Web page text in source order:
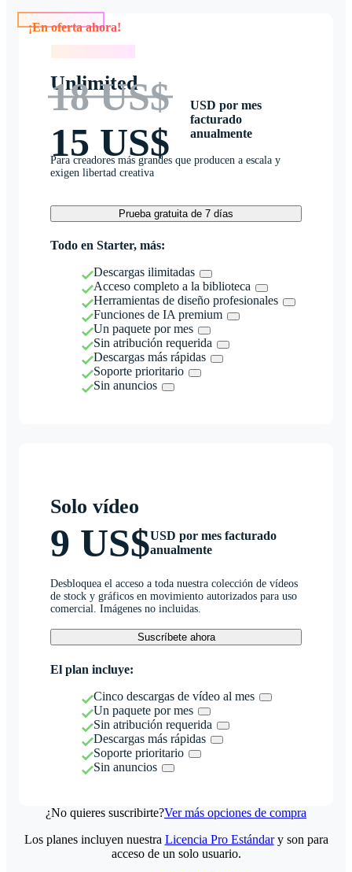
Unlimited
18 US$
15 US$
USD por mes
facturado
anualmente
Para creadores más grandes que producen a escala y
exigen libertad creativa
Prueba gratuita de 7 días
Todo en Starter, más:
Descargas ilimitadas
Acceso completo a la biblioteca
Herramientas de diseño profesionales
Funciones de IA premium
Un paquete por mes
Sin atribución requerida
Descargas más rápidas
Soporte prioritario
Sin anuncios
Solo vídeo
9 US$USD por mes facturado
anualmente
Desbloquea el acceso a toda nuestra colección de vídeos
de stock y gráficos en movimiento autorizados para uso
comercial. Imágenes no incluidas.
Suscríbete ahora
El plan incluye:
Cinco descargas de vídeo al mes
Un paquete por mes
Sin atribución requerida
Descargas más rápidas
Soporte prioritario
Sin anuncios
¿No quieres suscribirte?Ver más opciones de compra
Los planes incluyen nuestra Licencia Pro Estándary son para
acceso de un solo usuario.